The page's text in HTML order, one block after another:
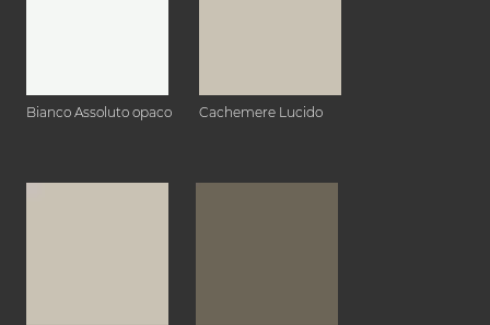
Bianco Assoluto opaco Cachemere Lucido